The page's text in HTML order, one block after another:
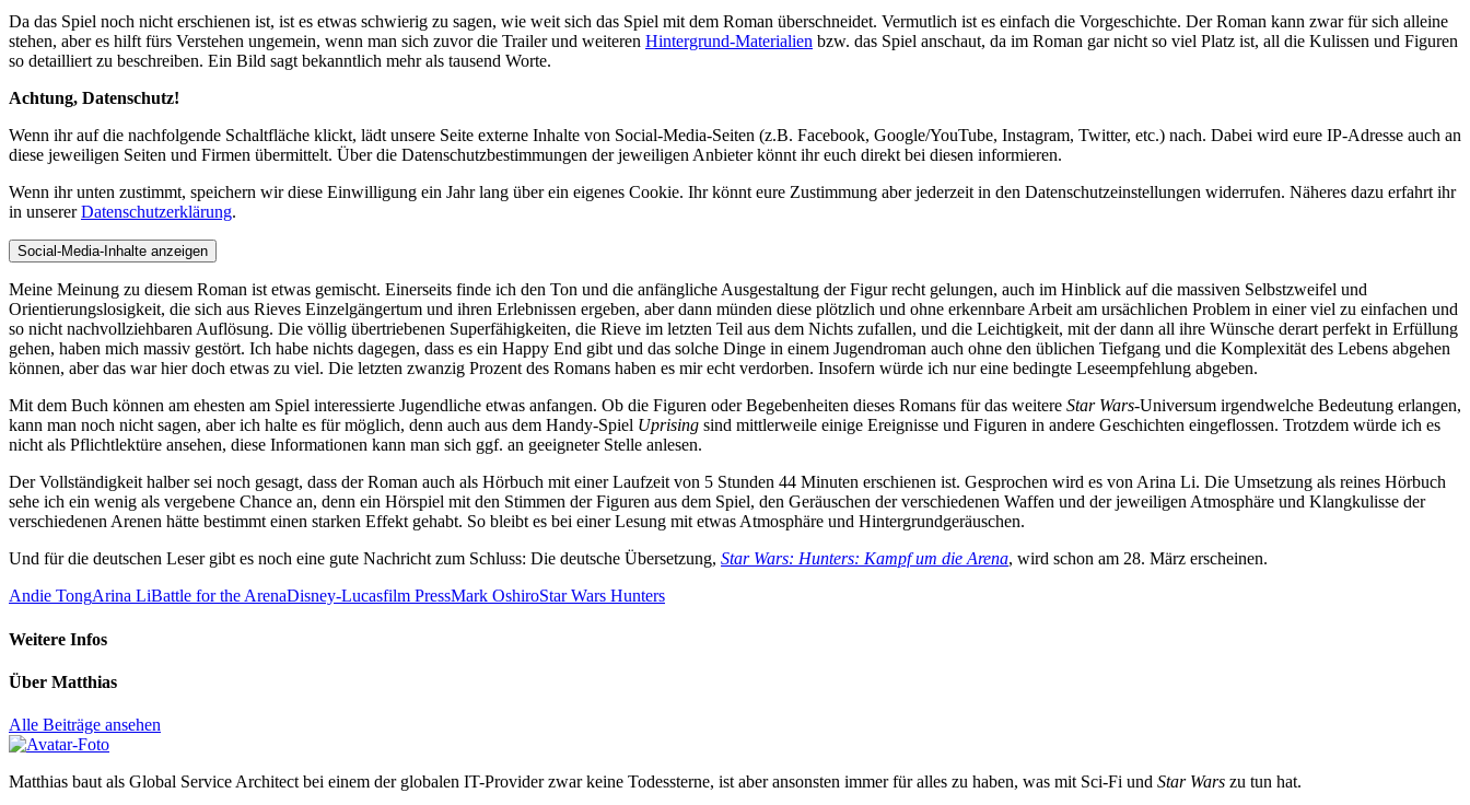
Da das Spiel noch nicht erschienen ist, ist es etwas schwierig zu sagen, wie weit sich das Spiel mit dem Roman überschneidet. Vermutlich ist es einfach die Vorgeschichte. Der Roman kann zwar für sich alleine
stehen, aber es hilft fürs Verstehen ungemein, wenn man sich zuvor die Trailer und weiteren Hintergrund-Materialien bzw. das Spiel anschaut, da im Roman gar nicht so viel Platz ist, all die Kulissen und Figuren
so detailliert zu beschreiben. Ein Bild sagt bekanntlich mehr als tausend Worte.
Achtung, Datenschutz!
Wenn ihr auf die nachfolgende Schaltfläche klickt, lädt unsere Seite externe Inhalte von Social-Media-Seiten (z.B. Facebook, Google/YouTube, Instagram, Twitter, etc.) nach. Dabei wird eure IP-Adresse auch an
diese jeweiligen Seiten und Firmen übermittelt. Über die Datenschutzbestimmungen der jeweiligen Anbieter könnt ihr euch direkt bei diesen informieren.
Wenn ihr unten zustimmt, speichern wir diese Einwilligung ein Jahr lang über ein eigenes Cookie. Ihr könnt eure Zustimmung aber jederzeit in den Datenschutzeinstellungen widerrufen. Näheres dazu erfahrt ihr
in unsererDatenschutzerklärung.
Social-Media-Inhalte anzeigen
Meine Meinung zu diesem Roman ist etwas gemischt. Einerseits finde ich den Ton und die anfängliche Ausgestaltung der Figur recht gelungen, auch im Hinblick auf die massiven Selbstzweifel und
Orientierungslosigkeit, die sich aus Rieves Einzelgängertum und ihren Erlebnissen ergeben, aber dann münden diese plötzlich und ohne erkennbare Arbeit am ursächlichen Problem in einer viel zu einfachen und
so nicht nachvollziehbaren Auflösung. Die völlig übertriebenen Superfähigkeiten, die Rieve im letzten Teil aus dem Nichts zufallen, und die Leichtigkeit, mit der dann all ihre Wünsche derart perfekt in Erfüllung
gehen, haben mich massiv gestört. Ich habe nichts dagegen, dass es ein Happy End gibt und das solche Dinge in einem Jugendroman auch ohne den üblichen Tiefgang und die Komplexität des Lebens abgehen
können, aber das war hier doch etwas zu viel. Die letzten zwanzig Prozent des Romans haben es mir echt verdorben. Insofern würde ich nur eine bedingte Leseempfehlung abgeben.
Mit dem Buch können am ehesten am Spiel interessierte Jugendliche etwas anfangen. Ob die Figuren oder Begebenheiten dieses Romans für das weitere Star Wars-Universum irgendwelche Bedeutung erlangen,
kann man noch nicht sagen, aber ich halte es für möglich, denn auch aus dem Handy-Spiel Uprising sind mittlerweile einige Ereignisse und Figuren in andere Geschichten eingeflossen. Trotzdem würde ich es
nicht als Pflichtlektüre ansehen, diese Informationen kann man sich ggf. an geeigneter Stelle anlesen.
Der Vollständigkeit halber sei noch gesagt, dass der Roman auch als Hörbuch mit einer Laufzeit von 5 Stunden 44 Minuten erschienen ist. Gesprochen wird es von Arina Li. Die Umsetzung als reines Hörbuch
sehe ich ein wenig als vergebene Chance an, denn ein Hörspiel mit den Stimmen der Figuren aus dem Spiel, den Geräuschen der verschiedenen Waffen und der jeweiligen Atmosphäre und Klangkulisse der
verschiedenen Arenen hätte bestimmt einen starken Effekt gehabt. So bleibt es bei einer Lesung mit etwas Atmosphäre und Hintergrundgeräuschen.
Und für die deutschen Leser gibt es noch eine gute Nachricht zum Schluss: Die deutsche Übersetzung, Star Wars: Hunters: Kampf um die Arena, wird schon am 28. März erscheinen.
Andie TongArina LiBattle for the ArenaDisney-Lucasfilm PressMark OshiroStar Wars Hunters
Weitere Infos
Über Matthias
Alle Beiträge ansehen
Matthias baut als Global Service Architect bei einem der globalen IT-Provider zwar keine Todessterne, ist aber ansonsten immer für alles zu haben, was mit Sci-Fi und Star Wars zu tun hat.